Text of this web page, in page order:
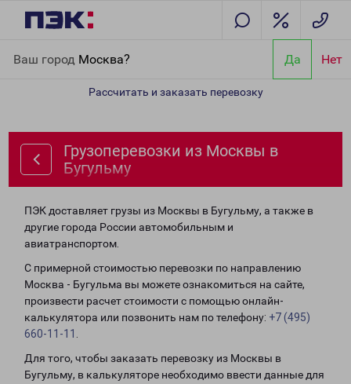
Ваш город Москва? Да Нет
Рассчитать и заказать перевозку
Грузоперевозки из Москвы в
Бугульму
ПЭК доставляет грузы из Москвы в Бугульму, а также в
другие города России автомобильным и
авиатранспортом.
С примерной стоимостью перевозки по направлению
Москва - Бугульма вы можете ознакомиться на сайте,
произвести расчет стоимости с помощью онлайн-
калькулятора или позвонить нам по телефону: +7 (495)
660-11-11
Для того, чтобы заказать перевозку из Москвы в
Бугульму, в калькуляторе необходимо ввести данные для